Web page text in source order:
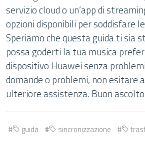
servizio cloud o un’app di
opzioni disponibili per soddisfare
Speriamo che questa guida ti sia
possa goderti la tua musica
dispositivo Huawei senza
domande o problemi, non esitare
ulteriore assistenza. Buon
guida sincronizzazione